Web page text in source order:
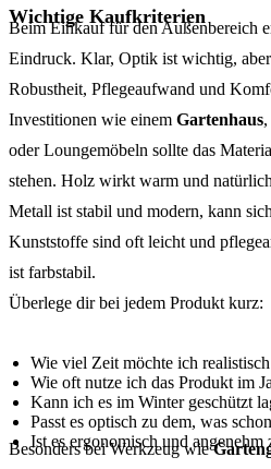
Wichtige Kaufkriterien
Beim Einkauf für den Außenbereich
Eindruck. Klar, Optik ist wichtig,
Robustheit, Pflegeaufwand und
Investitionen wie einem Gartenhaus
oder Loungemöbeln sollte das
stehen. Holz wirkt warm und
Metall ist stabil und modern, kann
Kunststoffe sind oft leicht und
ist farbstabil.
Überlege dir bei jedem Produkt kurz:
Wie viel Zeit möchte ich
Wie oft nutze ich das Produkt im
Kann ich es im Winter geschützt
Passt es optisch zu dem, was
Ist es ergonomisch und angenehm
Besonders bei Werkzeug wie